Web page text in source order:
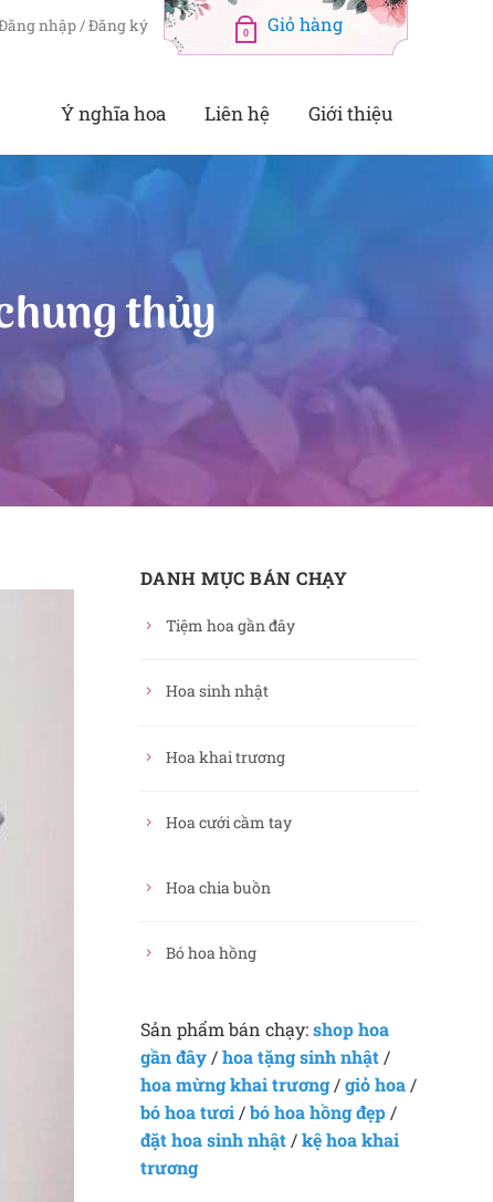
nhập / Đăng ký 0
Ý nghĩa hoa Liên hệ Giới thiệu
thủy
DANH MỤC BÁN CHẠY
Tiệm hoa gần đây
Hoa sinh nhật
Hoa khai trương
Hoa cưới cầm tay
Hoa chia buồn
Bó hoa hồng
Sản phẩm bán chạy:shop hoa
gần đây/hoa tặng sinh nhật/
hoa mừng khai trương/giỏ hoa/
bó hoa tươi/bó hoa hồng đẹp/
đặt hoa sinh nhật /kệ hoa khai
trương